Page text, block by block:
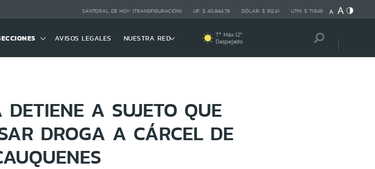
SANTORAL DE HOY: (TRANSFIGURACIÓN) UF: $ 40.844,79 DÓLAR: $ 912,41 UTM: $ 71.649
AVISOS LEGALES NUESTRA RED Tª Máx:12º
Despejado
DETIENE A SUJETO QUE
DROGA A CÁRCEL DE